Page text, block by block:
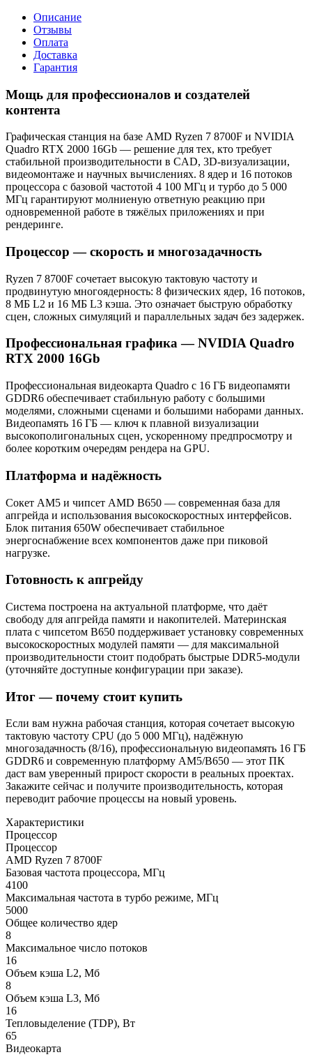
Описание
Отзывы
Оплата
Доставка
Гарантия
Мощь для профессионалов и создателей
контента
Графическая станция на базе AMD Ryzen 7 8700F и NVIDIA
Quadro RTX 2000 16Gb — решение для тех, кто требует
стабильной производительности в CAD, 3D-визуализации,
видеомонтаже и научных вычислениях. 8 ядер и 16 потоков
процессора с базовой частотой 4 100 МГц и турбо до 5 000
МГц гарантируют молниеную ответную реакцию при
одновременной работе в тяжёлых приложениях и при
рендеринге.
Процессор — скорость и многозадачность
Ryzen 7 8700F сочетает высокую тактовую частоту и
продвинутую многоядерность: 8 физических ядер, 16 потоков,
8 МБ L2 и 16 МБ L3 кэша. Это означает быструю обработку
сцен, сложных симуляций и параллельных задач без задержек.
Профессиональная графика — NVIDIA Quadro
RTX 2000 16Gb
Профессиональная видеокарта Quadro с 16 ГБ видеопамяти
GDDR6 обеспечивает стабильную работу с большими
моделями, сложными сценами и большими наборами данных.
Видеопамять 16 ГБ — ключ к плавной визуализации
высокополигональных сцен, ускоренному предпросмотру и
более коротким очередям рендера на GPU.
Платформа и надёжность
Сокет AM5 и чипсет AMD B650 — современная база для
апгрейда и использования высокоскоростных интерфейсов.
Блок питания 650W обеспечивает стабильное
энергоснабжение всех компонентов даже при пиковой
нагрузке.
Готовность к апгрейду
Система построена на актуальной платформе, что даёт
свободу для апгрейда памяти и накопителей. Материнская
плата с чипсетом B650 поддерживает установку современных
высокоскоростных модулей памяти — для максимальной
производительности стоит подобрать быстрые DDR5-модули
(уточняйте доступные конфигурации при заказе).
Итог — почему стоит купить
Если вам нужна рабочая станция, которая сочетает высокую
тактовую частоту CPU (до 5 000 МГц), надёжную
многозадачность (8/16), профессиональную видеопамять 16 ГБ
GDDR6 и современную платформу AM5/B650 — этот ПК
даст вам уверенный прирост скорости в реальных проектах.
Закажите сейчас и получите производительность, которая
переводит рабочие процессы на новый уровень.
Характеристики
Процессор
Процессор
AMD Ryzen 7 8700F
Базовая частота процессора, МГц
4100
Максимальная частота в турбо режиме, МГц
5000
Общее количество ядер
8
Максимальное число потоков
16
Объем кэша L2, Мб
8
Объем кэша L3, Мб
16
Тепловыделение (TDP), Вт
65
Видеокарта